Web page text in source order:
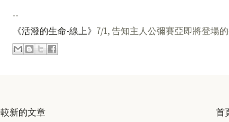
--
《活潑的生命-線上》 7/1, 告知主人公彌賽亞即將登場
較新的文章 首